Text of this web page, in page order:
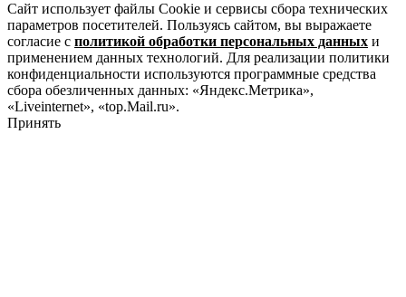
Сайт использует файлы Cookie и сервисы сбора технических
параметров посетителей. Пользуясь сайтом, вы выражаете
согласие с политикой обработки персональных данных и
применением данных технологий. Для реализации политики
конфиденциальности используются программные средства
сбора обезличенных данных: «Яндекс.Метрика»,
«Liveinternet», «top.Mail.ru».
Принять